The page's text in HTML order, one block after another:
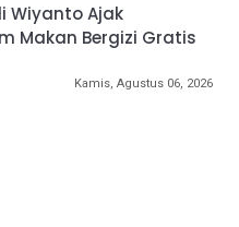
Wiyanto Ajak
Makan Bergizi Gratis
Kamis, Agustus 06, 2026